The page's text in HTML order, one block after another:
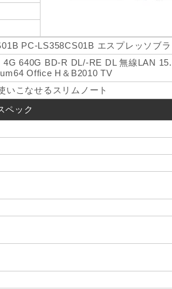
PC-LS358CS01B エスプレッソブラ
640G BD-R DL/-RE DL 無線LAN
Office H＆B2010 TV
いこなせるスリムノート
ペック